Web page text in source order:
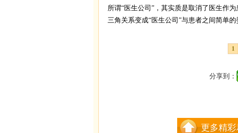
所谓“医生公司”，其实质是取消了医生作
三角关系变成“医生公司”与患者之间简单
1
分享到：
更多精